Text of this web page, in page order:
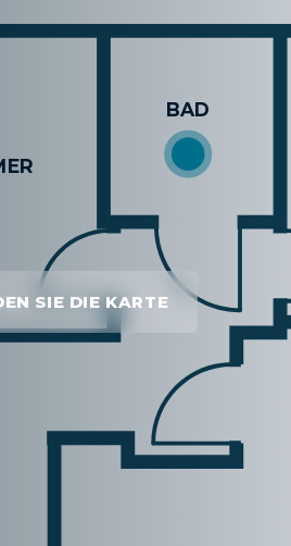
SIE DIE KARTE